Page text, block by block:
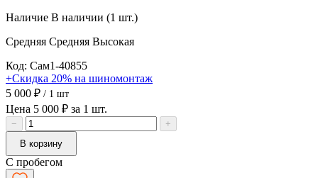
Наличие В наличии (1 шт.)
Средняя Средняя Высокая
Код: Сам1-40855
+Скидка 20% на шиномонтаж
5 000 ₽ / 1 шт
Цена 5 000 ₽ за 1 шт.
−
+
В корзину
С пробегом